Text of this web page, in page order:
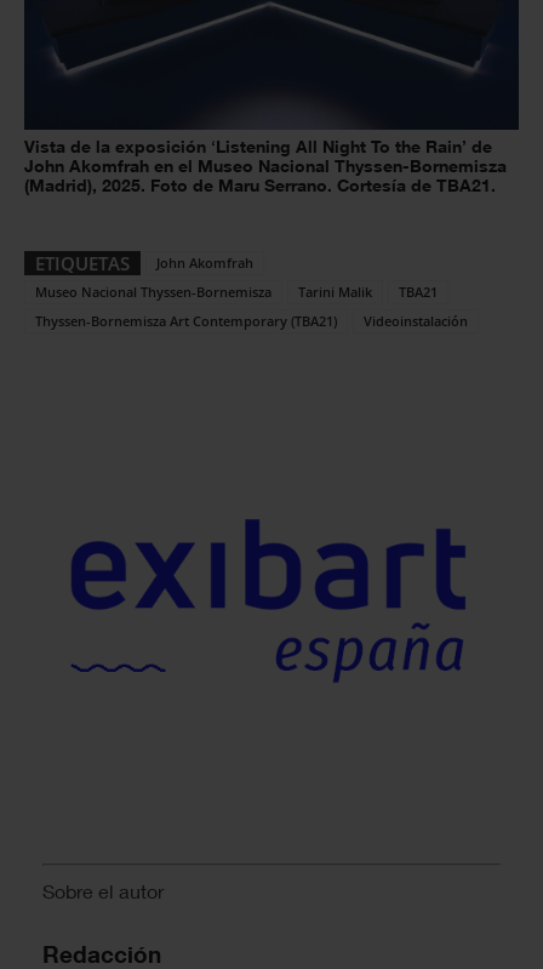
Vista de la exposición ‘Listening All Night To the Rain’ de
John Akomfrah en el Museo Nacional Thyssen-Bornemisza
(Madrid), 2025. Foto de Maru Serrano. Cortesía de TBA21.
ETIQUETAS
John Akomfrah
Museo Nacional Thyssen-Bornemisza
Tarini Malik
TBA21
Thyssen-Bornemisza Art Contemporary (TBA21)
Videoinstalación
Sobre el autor
Redacción